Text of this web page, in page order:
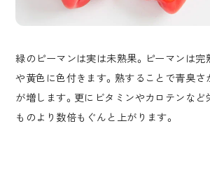
緑のピーマンは実は未熟果。ピーマンは完
や黄色に色付きます。熟することで青臭さ
が増します。更にビタミンやカロテンなど
ものより数倍もぐんと上がります。